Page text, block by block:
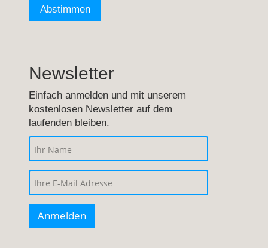
Newsletter
Einfach anmelden und mit unserem
kostenlosen Newsletter auf dem
laufenden bleiben.